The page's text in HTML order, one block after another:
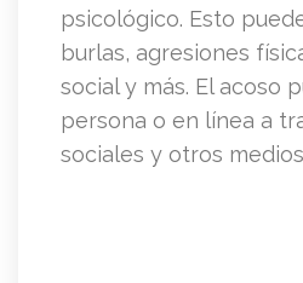
psicológico. Esto
burlas, agresiones
social y más. El acoso
persona o en línea a
sociales y otros